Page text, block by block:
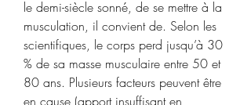
le demi-siècle sonné, de se mettre à la
musculation, il convient de. Selon les
scientifiques, le corps perd jusqu’à 30
% de sa masse musculaire entre 50 et
80 ans. Plusieurs facteurs peuvent être
en cause (apport insuffisant en